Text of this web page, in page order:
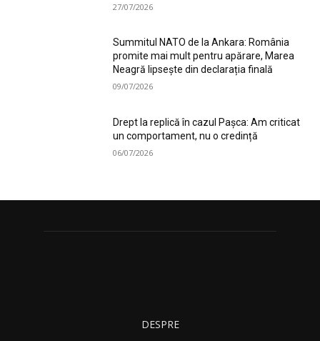
27/07/2026
Summitul NATO de la Ankara: România
promite mai mult pentru apărare, Marea
Neagră lipsește din declarația finală
09/07/2026
Drept la replică în cazul Pașca: Am criticat
un comportament, nu o credință
06/07/2026
DESPRE